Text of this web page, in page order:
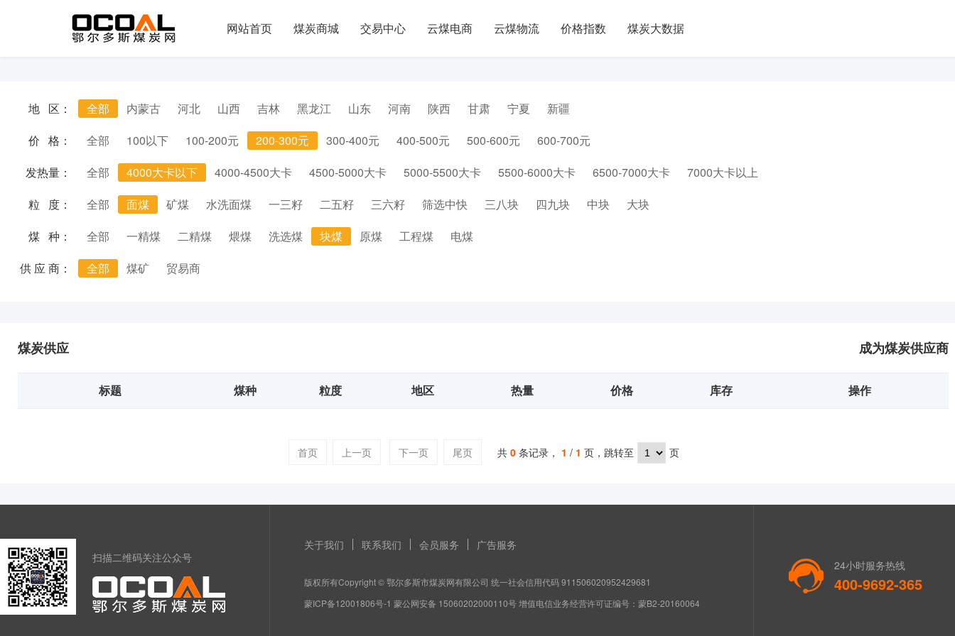
网站首页 煤炭商城 交易中心 云煤电商 云煤物流 价格指数 煤炭大数据
地 区： 全部 内蒙古 河北 山西 吉林 黑龙江 山东 河南 陕西 甘肃 宁夏
新疆
价 格：
全部 100以下 100-200元 200-300元 300-400元 400-500元 500-600元
600-700元
发热量：
全部 4000大卡以下 4000-4500大卡 4500-5000大卡 5000-5500大卡 5500-6000大卡 6500-7000大卡
7000大卡以上
粒 度：
全部 面煤 矿煤 水洗面煤 一三籽 二五籽 三六籽 筛选中快 三八块 四九块 中块
大块
煤 种：
全部 一精煤 二精煤 煨煤 洗选煤 块煤 原煤 工程煤
电煤
供 应 商：
全部 煤矿 贸易商
成为煤炭供应商
煤炭供应
标题 煤种 粒度 地区 热量 价格 库存 操作
首页 上一页 下一页 尾页 共 0 条记录， 1 / 1 页，跳转至 页
扫描二维码关注公众号
关于我们 联系我们 会员服务 广告服务
版权所有Copyright © 鄂尔多斯市煤炭网有限公司 统一社会信用代码 911506020952429681
蒙ICP备12001806号-1 蒙公网安备 15060202000110号 增值电信业务经营许可证编号：蒙B2-20160064
24小时服务热线
400-9692-365